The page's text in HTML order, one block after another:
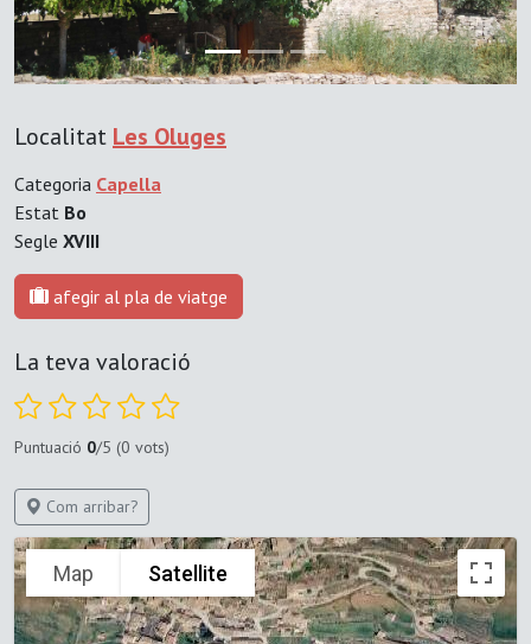
Localitat Les Oluges
Categoria Capella
Estat Bo
Segle XVIII
afegir al pla de viatge
La teva valoració
Puntuació 0/5 (0 vots)
Com arribar?
Map Satellite